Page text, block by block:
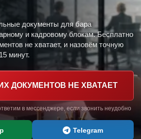
документы для бара
и кадровому блокам. Бесплатно
не хватает, и назовём точную
минут.
ДОКУМЕНТОВ НЕ ХВАТАЕТ
в мессенджере, если звонить неудобно
Telegram